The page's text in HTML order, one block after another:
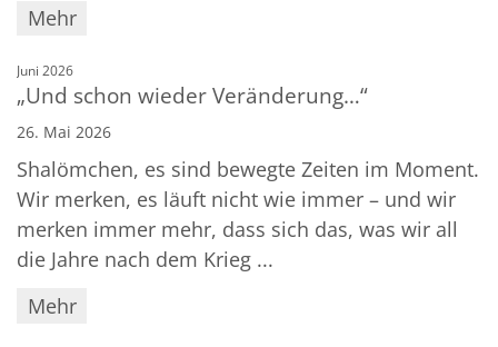
Mehr
Juni 2026:
„Und schon wieder Veränderung…“
26. Mai 2026
Shalömchen, es sind bewegte Zeiten im Moment.
Wir merken, es läuft nicht wie immer – und wir
merken immer mehr, dass sich das, was wir all
die Jahre nach dem Krieg ...
Mehr